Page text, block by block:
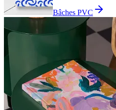
Bâches PVC